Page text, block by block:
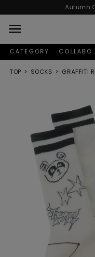
Autumn
menu
CATEGORY COLLABO
TOP SOCKS GRAFFITI